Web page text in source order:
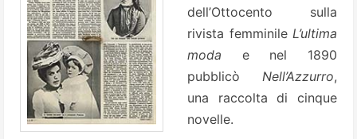
dell’Ottocento sulla
rivista femminile L’ultima
moda e nel 1890
pubblicò Nell’Azzurro,
una raccolta di cinque
novelle.